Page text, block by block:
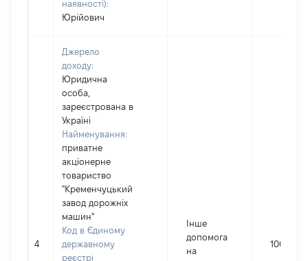
наявності):
Юрійович
4
Джерело
доходу:
Юридична
особа,
зареєстрована в
Україні
Найменування:
приватне
акціонерне
товариство
"Кременчуцький
завод дорожніх
машин"
Код в Єдиному
державному
реєстрі
Інше
допомога
на
1000